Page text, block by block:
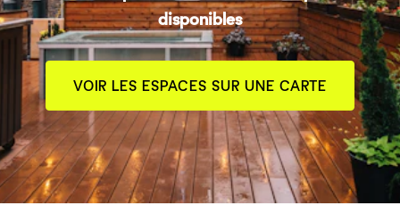
disponibles
VOIR LES ESPACES SUR UNE CARTE